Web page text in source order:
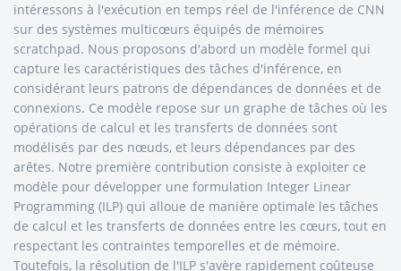
intéressons à l'exécution en temps réel de l'inférence de CNN
sur des systèmes multicœurs équipés de mémoires
scratchpad. Nous proposons d'abord un modèle formel qui
capture les caractéristiques des tâches d'inférence, en
considérant leurs patrons de dépendances de données et de
connexions. Ce modèle repose sur un graphe de tâches où les
opérations de calcul et les transferts de données sont
modélisés par des nœuds, et leurs dépendances par des
arêtes. Notre première contribution consiste à exploiter ce
modèle pour développer une formulation Integer Linear
Programming (ILP) qui alloue de manière optimale les tâches
de calcul et les transferts de données entre les cœurs, tout en
respectant les contraintes temporelles et de mémoire.
Toutefois, la résolution de l'ILP s'avère rapidement coûteuse